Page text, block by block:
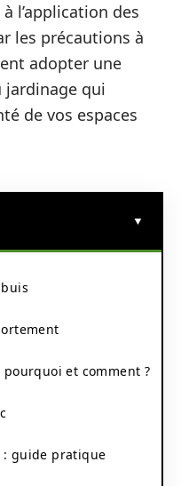
l’application des
les précautions à
adopter une
jardinage qui
de vos espaces
et comment ?
guide pratique